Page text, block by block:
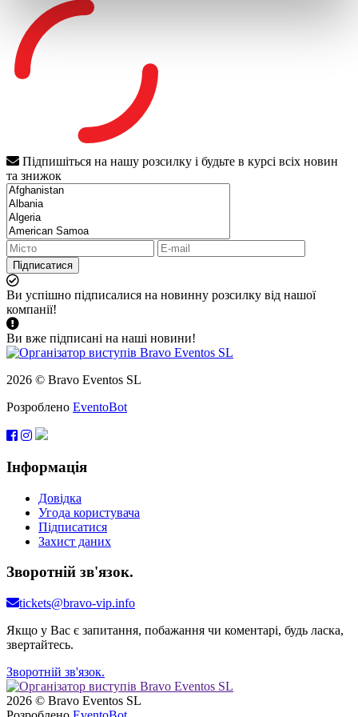
Підпишіться на нашу розсилку і будьте в курсі всіх новин
та знижок
Підписатися
Ви успішно підписалися на новинну розсилку від нашої
компанії!
Ви вже підписані на наші новини!
2026 © Bravo Eventos SL
Розроблено EventoBot
Інформація
Довідка
Угода користувача
Підписатися
Захист даних
Зворотній зв'язок.
tickets@bravo-vip.info
Якщо у Вас є запитання, побажання чи коментарі, будь ласка,
звертайтесь.
Зворотній зв'язок.
2026 © Bravo Eventos SL